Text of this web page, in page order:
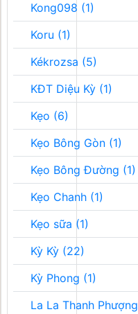
Kong098 (1)
Koru (1)
Kékrozsa (5)
KĐT Diệu Kỳ (1)
Kẹo (6)
Kẹo Bông Gòn (1)
Kẹo Bông Đường (1)
Kẹo Chanh (1)
Kẹo sữa (1)
Kỳ Kỳ (22)
Kỳ Phong (1)
La La Thanh Phượng